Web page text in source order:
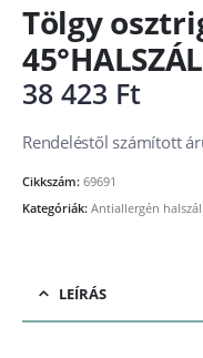
Tölgy
38 423 Ft
Rendeléstől számított
Cikkszám: 69691
Kategóriák: Antiallergén
LEÍRÁS